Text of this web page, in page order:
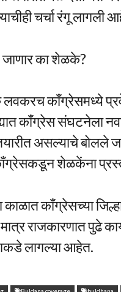
चर्चा रंगू लागली
का शेळके?
काँग्रेसमध्ये
काँग्रेस संघटनेला
असल्याचे बोलले
शेळकेंना
काळात काँग्रेसच्या
राजकारणात पुढे
लागल्या आहेत.